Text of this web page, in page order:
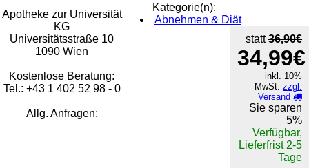
Kategorie(n):
Abnehmen & Diät
statt36,90€
34,99€
inkl. 10%
MwSt. zzgl.
Versand
Sie sparen
5%
Verfügbar,
Lieferfrist 2-5
Tage
Apotheke zur Universität
KG
Universitätsstraße 10
1090 Wien
Kostenlose Beratung:
Tel.: +43 1 402 52 98 - 0
Allg. Anfragen: